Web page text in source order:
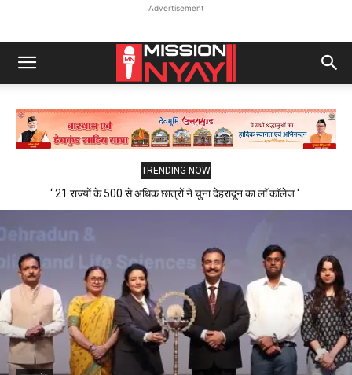
Advertisement
TRENDING NOW
‘ 21 राज्यों के 500 से अधिक छात्रों ने चुना देहरादून का लाॅ काॅलेज ‘